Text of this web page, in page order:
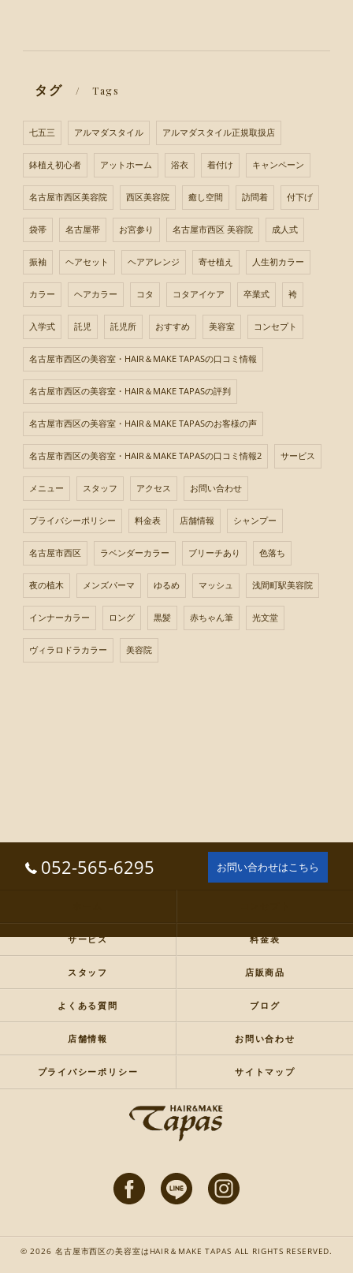
タグ Tags
七五三 アルマダスタイル アルマダスタイル正規取扱店
鉢植え初心者 アットホーム 浴衣 着付け キャンペーン
名古屋市西区美容院 西区美容院 癒し空間 訪問着 付下げ
袋帯 名古屋帯 お宮参り 名古屋市西区 美容院 成人式
振袖 ヘアセット ヘアアレンジ 寄せ植え 人生初カラー
カラー ヘアカラー コタ コタアイケア 卒業式 袴
入学式 託児 託児所 おすすめ 美容室 コンセプト
名古屋市西区の美容室・HAIR＆MAKE TAPASの口コミ情報
名古屋市西区の美容室・HAIR＆MAKE TAPASの評判
名古屋市西区の美容室・HAIR＆MAKE TAPASのお客様の声
名古屋市西区の美容室・HAIR＆MAKE TAPASの口コミ情報2 サービス
メニュー スタッフ アクセス お問い合わせ
プライバシーポリシー 料金表 店舗情報 シャンプー
名古屋市西区 ラベンダーカラー ブリーチあり 色落ち
夜の植木 メンズパーマ ゆるめ マッシュ 浅間町駅美容院
インナーカラー ロング 黒髪 赤ちゃん筆 光文堂
ヴィラロドラカラー 美容院
052-565-6295 お問い合わせはこちら
サービス 料金表
スタッフ 店販商品
よくある質問 ブログ
店舗情報 お問い合わせ
プライバシーポリシー サイトマップ
© 2026 名古屋市西区の美容室はHAIR＆MAKE TAPAS ALL RIGHTS RESERVED.